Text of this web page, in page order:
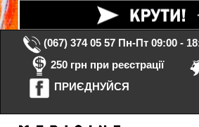
(067) 374 05 57 Пн-Пт 09:00 -
250 грн при реєстрації
ПРИЄДНУЙСЯ